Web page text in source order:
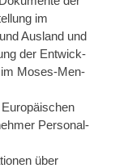
im
Ausland und
der Entwick-
Moses-Men-
Personal-
über